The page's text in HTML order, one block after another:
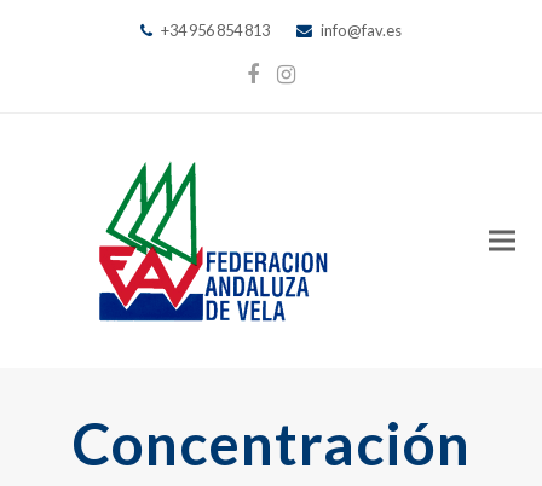
+34 956 854 813 info@fav.es
Facebook
Instagram
Concentración